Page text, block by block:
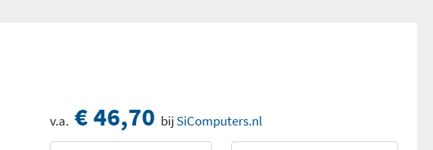
v.a. € 46,70 bij SiComputers.nl